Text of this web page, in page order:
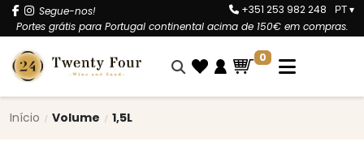
Segue-nos!
Portes grátis para Portugal continental acima de 150€ em compras.
+351 253 982 248 PT ▾
0
Início Volume 1,5L